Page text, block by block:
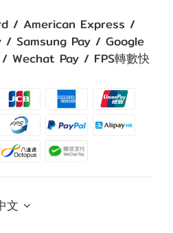
/ American Express /
/ Samsung Pay / Google
Wechat Pay / FPS轉數快
文